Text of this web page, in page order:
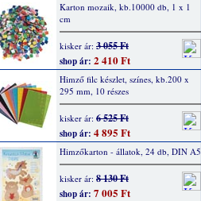
Karton mozaik, kb.10000 db, 1 x 1
cm
kisker ár: 3 055 Ft
shop ár: 2 410 Ft
Himző filc készlet, színes, kb.200 x
295 mm, 10 részes
kisker ár: 6 525 Ft
shop ár: 4 895 Ft
Himzőkarton - állatok, 24 db, DIN A5
kisker ár: 8 130 Ft
shop ár: 7 005 Ft